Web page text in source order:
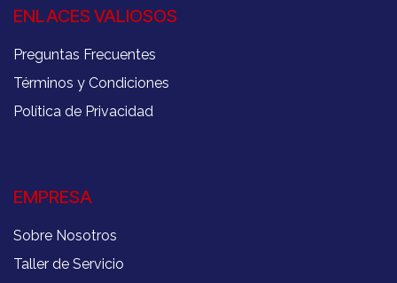
ENLACES VALIOSOS
Preguntas Frecuentes
Términos y Condiciones
Política de Privacidad
EMPRESA
Sobre Nosotros
Taller de Servicio